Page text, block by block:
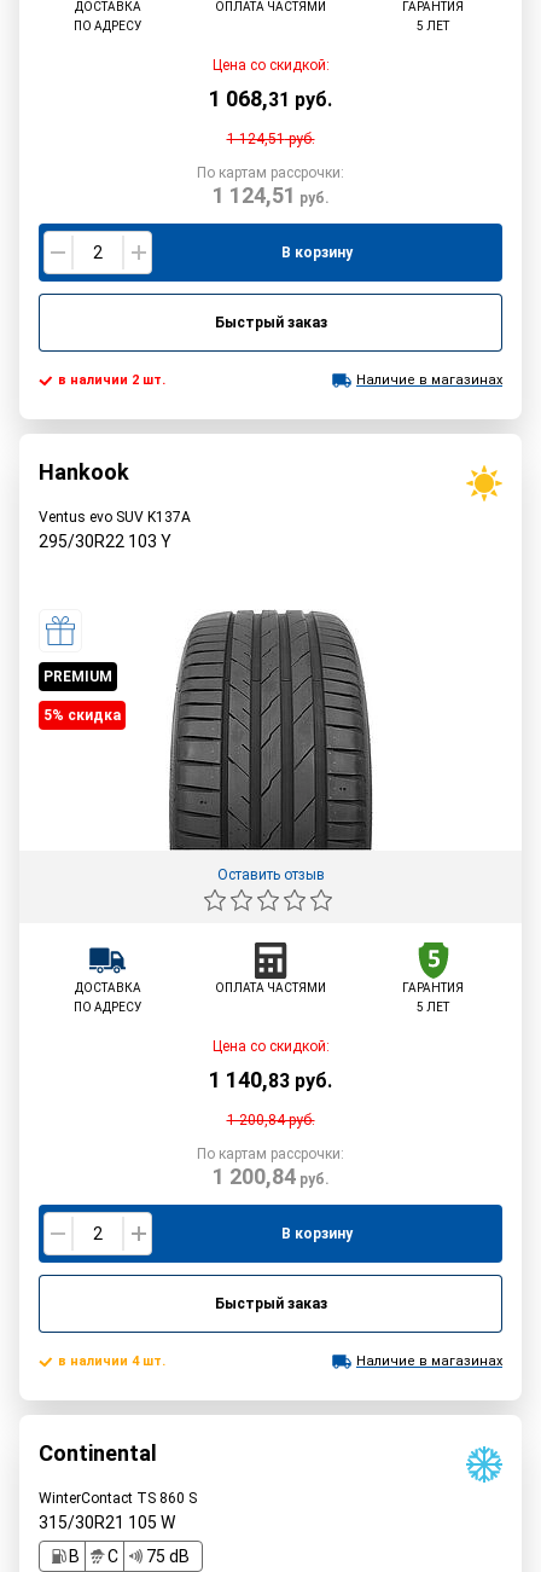
ДОСТАВКА
ПО АДРЕСУ
ОПЛАТА ЧАСТЯМИ
ГАРАНТИЯ
5 ЛЕТ
Цена со скидкой:
1 068,31 руб.
1 124,51руб.
По картам рассрочки:
1 124,51 руб.
В корзину
Быстрый заказ
в наличии 2 шт. Наличие в магазинах
Hankook
Ventus evo SUV K137A
295/30R22 103 Y
PREMIUM
5% cкидка
Оставить отзыв
ДОСТАВКА
ПО АДРЕСУ
ОПЛАТА ЧАСТЯМИ
ГАРАНТИЯ
5 ЛЕТ
Цена со скидкой:
1 140,83 руб.
1 200,84руб.
По картам рассрочки:
1 200,84руб.
В корзину
Быстрый заказ
в наличии 4 шт. Наличие в магазинах
Continental
WinterContact TS 860 S
315/30R21 105 W
B
C 75 dB